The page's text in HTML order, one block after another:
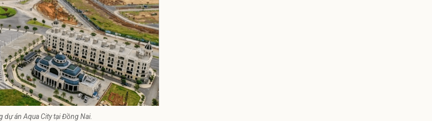
dự án Aqua City tại Đồng Nai.